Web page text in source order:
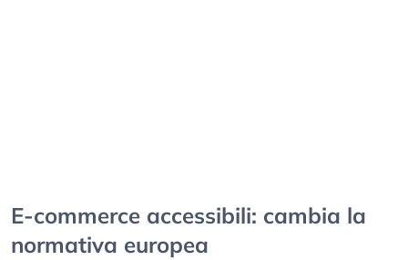
E-commerce accessibili: cambia la
normativa europea